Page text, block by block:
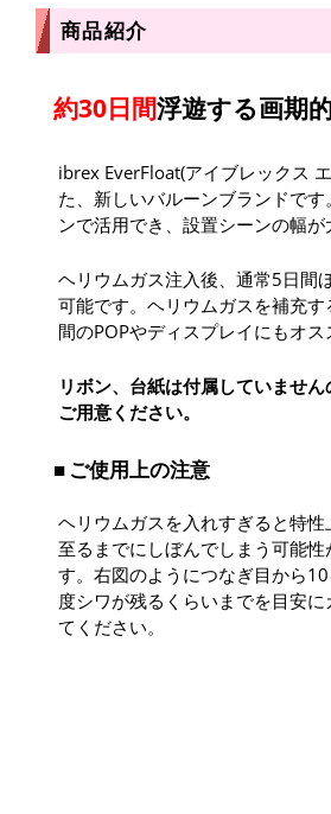
商品紹介
約30日間浮遊する画期
ibrex EverFloat(アイブレックス
た、新しいバルーンブランドで
ンで活用でき、設置シーンの幅が
ヘリウムガス注入後、通常5日間
可能です。ヘリウムガスを補充す
間のPOPやディスプレイにもオス
リボン、台紙は付属していませ
ご用意ください。
ご使用上の注意
ヘリウムガスを入れすぎると特性
至るまでにしぼんでしまう可能性
す。右図のようにつなぎ目から
度シワが残るくらいまでを目安
てください。